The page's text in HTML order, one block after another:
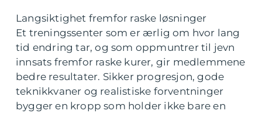
Langsiktighet fremfor raske løsninger
Et treningssenter som er ærlig om hvor lang
tid endring tar, og som oppmuntrer til jevn
innsats fremfor raske kurer, gir medlemmene
bedre resultater. Sikker progresjon, gode
teknikkvaner og realistiske forventninger
bygger en kropp som holder ikke bare en